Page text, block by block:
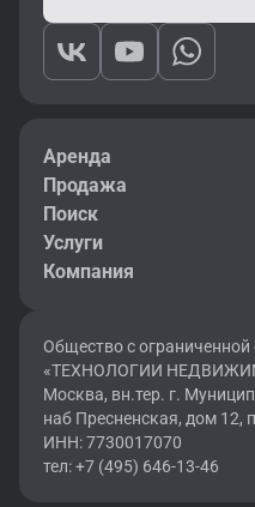
Аренда
Продажа
Поиск
Услуги
Компания
Общество с ограниченной
«ТЕХНОЛОГИИ
Москва, вн.тер. г.
наб Пресненская, дом 12,
ИНН: 7730017070
тел: +7 (495) 646-13-46